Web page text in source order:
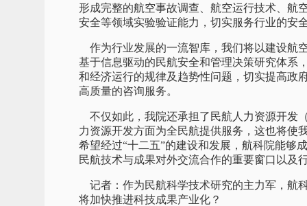
形成完整的航空事故调查、航空运行技术、航
安全等领域实验验证能力，切实服务行业的安
作为行业发展的一流智库，我们将以建设航
基于信息驱动的民航安全和管理决策研究体系
和经济运行的规律及趋势性问题，切实提高政
高质量的咨询服务。
不仅如此，我院还承担了民航人力资源开发
力资源开发方面为全民航提供服务，这也将使
希望经过“十二五”的建设和发展，航科院能够
民航技术与成果对外交流合作的重要窗口以及
记者：作为民航科学技术研究的主力军，航
将加快推进科技成果产业化？